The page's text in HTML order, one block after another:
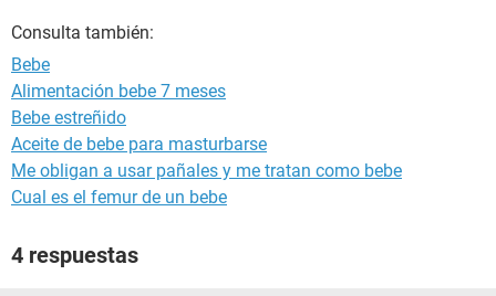
Consulta también:
Bebe
Alimentación bebe 7 meses
Bebe estreñido
Aceite de bebe para masturbarse
Me obligan a usar pañales y me tratan como bebe
Cual es el femur de un bebe
4 respuestas